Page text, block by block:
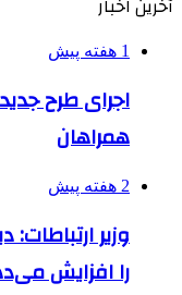
آخرین اخبار
1 هفته پیش
اجرای طرح
همراهان
2 هفته پیش
وزیر
را افزایش